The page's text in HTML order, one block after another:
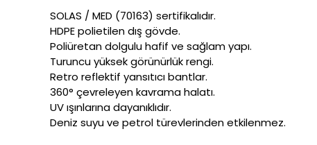
SOLAS / MED (70163) sertifikalıdır.
HDPE polietilen dış gövde.
Poliüretan dolgulu hafif ve sağlam yapı.
Turuncu yüksek görünürlük rengi.
Retro reflektif yansıtıcı bantlar.
360° çevreleyen kavrama halatı.
UV ışınlarına dayanıklıdır.
Deniz suyu ve petrol türevlerinden etkilenmez.